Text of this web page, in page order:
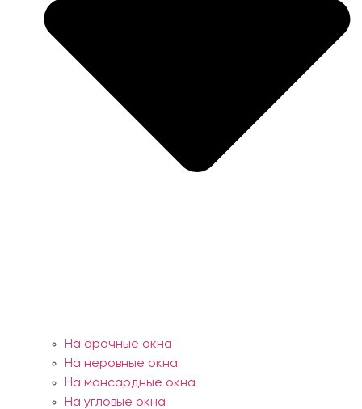
На арочные окна
На неровные окна
На мансардные окна
На угловые окна